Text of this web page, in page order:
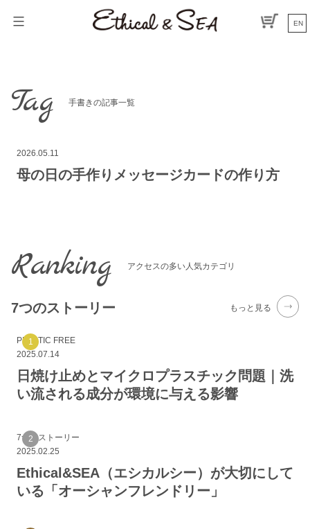
EN
Tag 手書きの記事一覧
2026.05.11
母の日の手作りメッセージカードの作り方
Ranking アクセスの多い人気カテゴリ
7つのストーリー もっと見る
PLASTIC FREE
2025.07.14
日焼け止めとマイクロプラスチック問題｜洗
い流される成分が環境に与える影響
7つのストーリー
2025.02.25
Ethical&SEA（エシカルシー）が大切にして
いる「オーシャンフレンドリー」